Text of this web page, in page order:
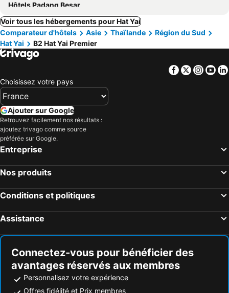
Hôtels Padang Besar
Voir tous les hébergements pour Hat Yai
Comparateur d'hôtels
Asie Thaïlande
Région du Sud
Hat Yai
B2 Hat Yai Premier
Facebook
Twitter
Choisissez votre pays
Ajouter sur Google
Retrouvez facilement nos résultats :
ajoutez trivago comme source
préférée sur Google.
Entreprise
Nos produits
Conditions et politiques
Assistance
Connectez-vous pour bénéficier des
avantages réservés aux membres
Personnalisez votre expérience
Offres fidélité et Prix membres